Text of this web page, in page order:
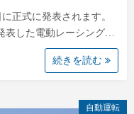
正式に発表されます。
表した電動レーシング…
続きを読む
自動運転